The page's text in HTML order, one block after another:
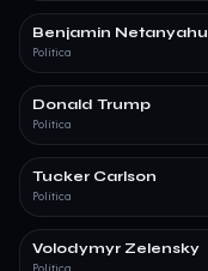
Benjamin Netanyahu
Política
Donald Trump
Política
Tucker Carlson
Política
Volodymyr Zelensky
Política